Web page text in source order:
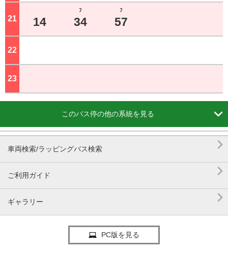
21 14
ﾌ
34
ﾌ
57
22
23
このバス停の他の系統を見る 
車両検索/ラッピングバス検索 
ご利用ガイド 
ギャラリー 
PC版を見る